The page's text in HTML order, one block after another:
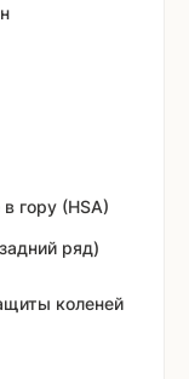
гору (HSA)
ряд)
коленей